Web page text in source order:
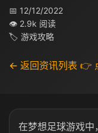
📅 12/12/2022
👁 2.9k 阅读
🏷 游戏攻略
← 返回资讯列表 👉
在梦想足球游戏